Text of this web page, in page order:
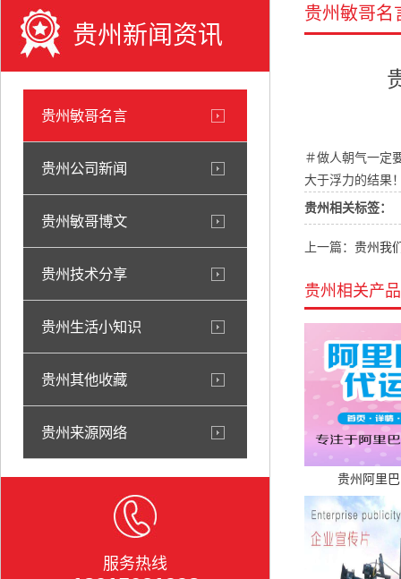
贵州新闻资讯
贵州敏哥名言
贵州公司新闻
贵州敏哥博文
贵州技术分享
贵州生活小知识
贵州其他收藏
贵州来源网络
服务热线
贵州敏哥名
＃做人朝气一定
大于浮力的结果
贵州相关标签：
上一篇： 贵州我
贵州相关产品
贵州阿里